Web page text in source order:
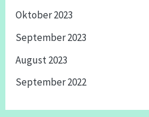
Oktober 2023
September 2023
August 2023
September 2022